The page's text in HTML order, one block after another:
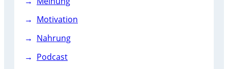
Motivation
Nahrung
Podcast